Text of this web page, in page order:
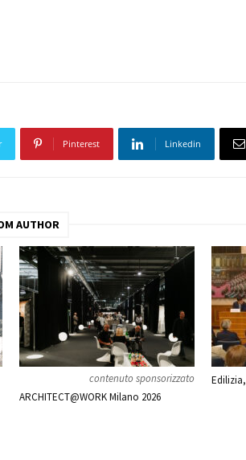
Pinterest Linkedin
AUTHOR
contenuto sponsorizzato
ARCHITECT@WORK Milano 2026
Edilizia,